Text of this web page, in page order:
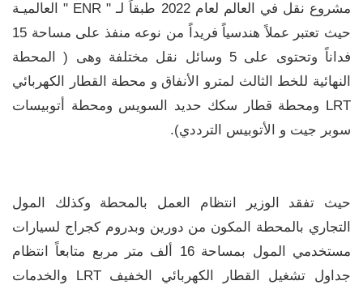
مشروع نقل في العالم لعام 2022 طبقاً لـ " ENR " العالميـة
حيث تعتبر عملاً هندسياً فريداً من نوعه منفذ على مساحة 15
فداناً وتحتوى على 5 وسائل نقل مختلفة وهى ( المحطة
النهائية للخط الثالث لمترو الأنفاق و محطة القطار الكهربائي
LRT ومحطة قطار سكك حديد السويس ومحطة أتوبيسات
سوبر جيت و الأتوبيس الترددي).
حيث تفقد الوزير انتظام العمل بالمحطة وكذلك المول
التجاري بالمحطة المكون من دورين وبدروم كجراج لسيارات
مستخدمي المول بمساحة 16 ألف متر مربع متابعاً انتظام
جداول تشغيل القطار الكهربائي الخفيف LRT والخدمات